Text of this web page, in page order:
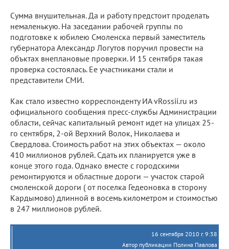
Сумма внушительная. Да и работу предстоит проделать
немаленькую. На заседании рабочей группы по
подготовке к юбилею Смоленска первый заместитель
губернатора Александр Логутов поручил провести на
объктах внеплановые проверки. И 15 сентября такая
проверка состоялась. Ее участниками стали и
представители СМИ.
Как стало известно корреспонденту ИА vRossii.ru из
официального сообщения пресс-службы Администрации
области, сейчас капитальный ремонт идет на улицах 25-
го сентября, 2-ой Верхний Волок, Николаева и
Свердлова. Стоимость работ на этих объектах — около
410 миллионов рублей. Сдать их планируется уже в
конце этого года. Однако вместе с городскими
ремонтируются и областные дороги — участок старой
смоленской дороги ( от поселка Гедеоновка в сторону
Кардымово) длинной в восемь километром и стоимостью
в 247 миллионов рублей.
16 сентября 2010 г. 9:38
Автор публикации Полина Павлова